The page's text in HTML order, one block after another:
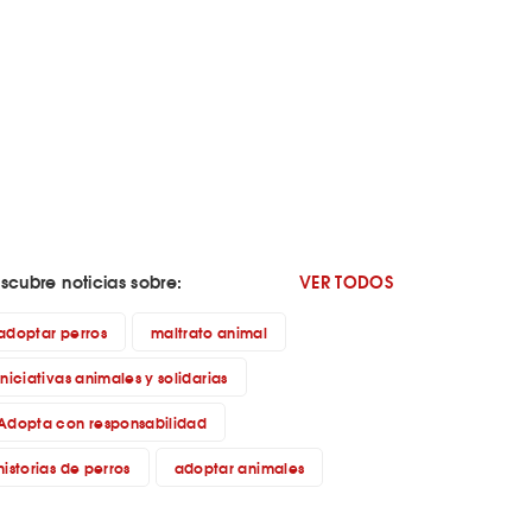
noticias sobre: VER TODOS
perros
maltrato animal
animales y solidarias
con responsabilidad
de perros
adoptar animales